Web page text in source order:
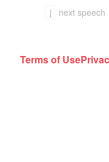
j
next speech
Terms of Use